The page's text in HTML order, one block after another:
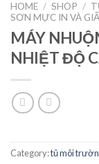
HOME / SHOP /
SƠN MỰC IN VÀ
MÁY
NHIỆT ĐỘ
Category:tủ môi